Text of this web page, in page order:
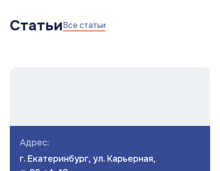
СтатьиВсе статьи
Адрес:
г. Екатеринбург, ул. Карьерная,